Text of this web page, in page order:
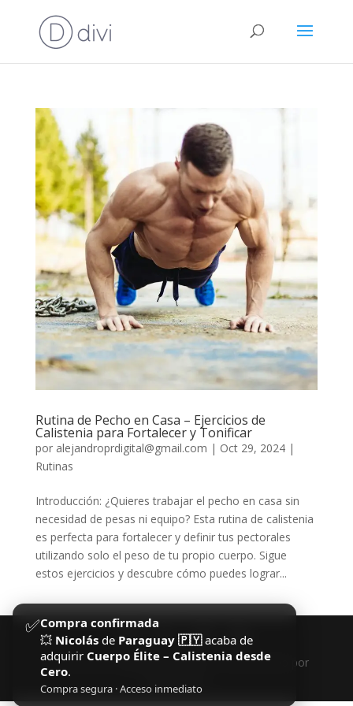
✅Compra confirmada
💥 Nicolás de Paraguay 🇵🇾acaba de
adquirir Cuerpo Élite – Calistenia desde
Cero.
Compra segura · Acceso inmediato
Rutina de Pecho en Casa – Ejercicios de
Calistenia para Fortalecer y Tonificar
por alejandroprdigital@gmail.com | Oct 29, 2024|
Rutinas
Introducción: ¿Quieres trabajar el pecho en casa sin
necesidad de pesas ni equipo? Esta rutina de calistenia
es perfecta para fortalecer y definir tus pectorales
utilizando solo el peso de tu propio cuerpo. Sigue
estos ejercicios y descubre cómo puedes lograr...
Diseñado porElegant Themes| Desarrollado por